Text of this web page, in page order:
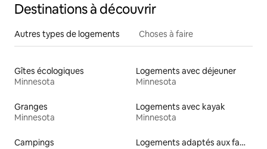
Destinations à découvrir
Autres types de logements Choses à faire
Gîtes écologiques
Minnesota
Logements avec déjeuner
Minnesota
Granges
Minnesota
Logements avec kayak
Minnesota
Campings
Logements adaptés aux familles à louer